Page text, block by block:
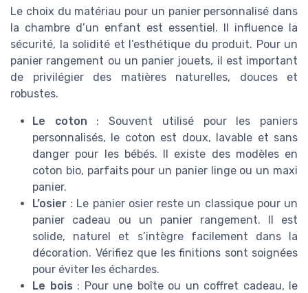
Le choix du matériau pour un panier personnalisé dans
la chambre d’un enfant est essentiel. Il influence la
sécurité, la solidité et l’esthétique du produit. Pour un
panier rangement ou un panier jouets, il est important
de privilégier des matières naturelles, douces et
robustes.
Le coton : Souvent utilisé pour les paniers
personnalisés, le coton est doux, lavable et sans
danger pour les bébés. Il existe des modèles en
coton bio, parfaits pour un panier linge ou un maxi
panier.
L’osier : Le panier osier reste un classique pour un
panier cadeau ou un panier rangement. Il est
solide, naturel et s’intègre facilement dans la
décoration. Vérifiez que les finitions sont soignées
pour éviter les échardes.
Le bois : Pour une boîte ou un coffret cadeau, le